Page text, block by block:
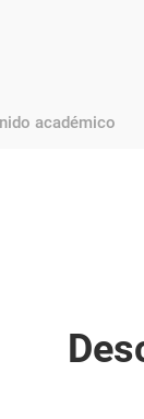
académico